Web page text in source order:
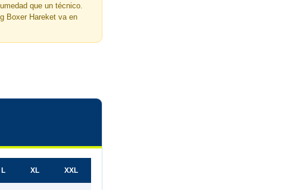
que un técnico.
Boxer Hareket va en
L XL XXL